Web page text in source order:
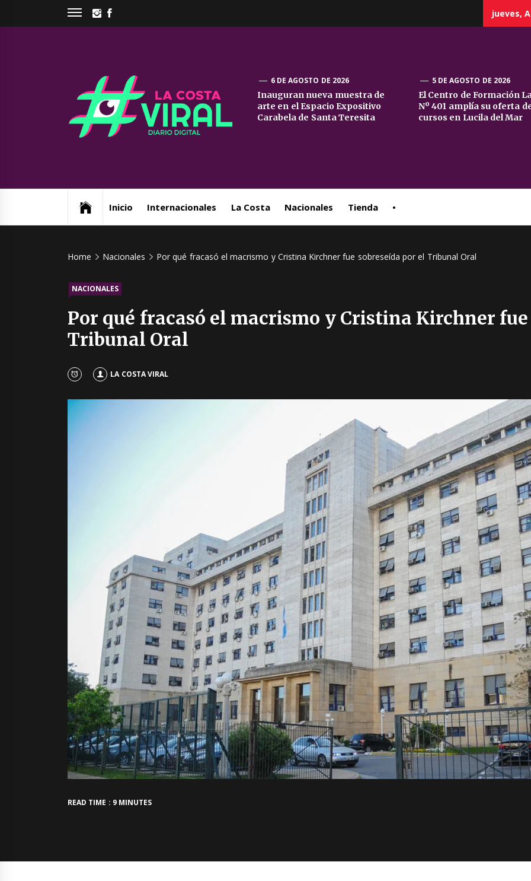
INSTAGRAM
jueves,
La
Costa
6 DE AGOSTO DE 2026
Inauguran nueva muestra de
arte en el Espacio Expositivo
Carabela de Santa Teresita
5 DE AGOSTO DE 2026
El Centro de Formación
Nº 401 amplía su oferta
cursos en Lucila del Mar
Inicio Internacionales La Costa Nacionales Tienda •
Home Nacionales Por qué fracasó el macrismo y Cristina Kirchner fue sobreseída por el Tribunal Oral
NACIONALES
Por qué fracasó el macrismo y Cristina Kirchner
Tribunal Oral
LA COSTA VIRAL
READ TIME : 9 MINUTES